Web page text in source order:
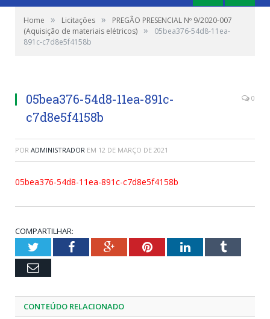
Home » Licitações »
PREGÃO PRESENCIAL Nº 9/2020-007
(Aquisição de materiais elétricos) »
05bea376-54d8-11ea-
891c-c7d8e5f4158b
05bea376-54d8-11ea-891c-
c7d8e5f4158b
0
POR ADMINISTRADOR EM 12 DE MARÇO DE 2021
05bea376-54d8-11ea-891c-c7d8e5f4158b
COMPARTILHAR:
TwitterFacebookGoogle+PinterestLinkedInTumblr
Email
CONTEÚDO RELACIONADO